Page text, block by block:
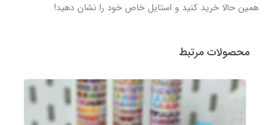
همین حالا خرید کنید و استایل خاص خود را نشان دهید!
محصولات مرتبط